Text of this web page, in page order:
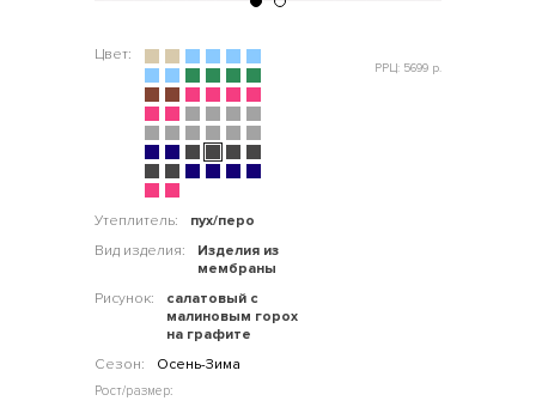
Цвет:
Утеплитель:
пух/перо
Вид изделия:
Изделия из
мембраны
Рисунок:
салатовый с
малиновым горох
на графите
Сезон:
Осень-Зима
РРЦ: 5699 р.